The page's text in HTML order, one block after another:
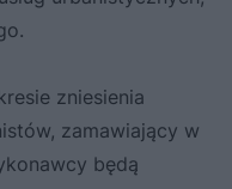
zniesienia
zamawiający w
będą